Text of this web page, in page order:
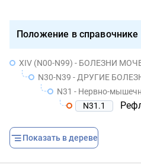
Положение в справочнике
XIV (N00-N99) - БОЛЕЗНИ
N30-N39 - ДРУГИЕ
N31 - Нервно-мышечная дисфункция
N31.1
Показать в дереве